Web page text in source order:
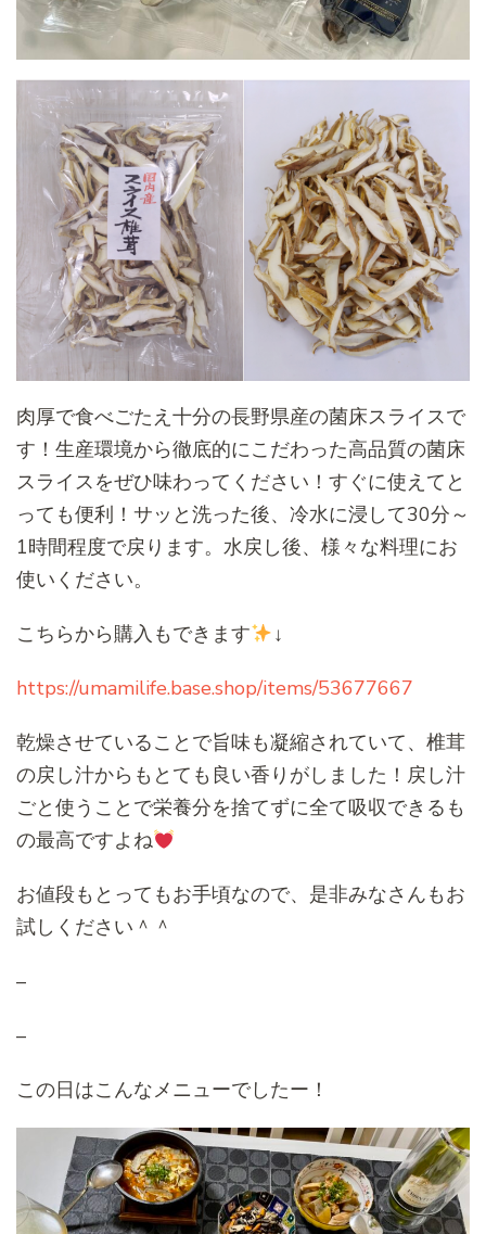
肉厚で食べごたえ十分の長野県産の菌床スライスで
す！生産環境から徹底的にこだわった高品質の菌床
スライスをぜひ味わってください！すぐに使えてと
っても便利！サッと洗った後、冷水に浸して30分～
1時間程度で戻ります。水戻し後、様々な料理にお
使いください。
こちらから購入もできます ↓
https://umamilife.base.shop/items/53677667
乾燥させていることで旨味も凝縮されていて、椎茸
の戻し汁からもとても良い香りがしました！戻し汁
ごと使うことで栄養分を捨てずに全て吸収できるも
の最高ですよね
お値段もとってもお手頃なので、是非みなさんもお
試しください＾＾
–
–
この日はこんなメニューでしたー！